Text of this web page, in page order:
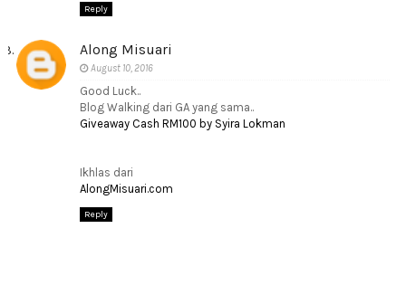
Reply
Along Misuari
August 10, 2016
Good Luck..
Blog Walking dari GA yang sama..
Giveaway Cash RM100 by Syira Lokman
Ikhlas dari
AlongMisuari.com
Reply